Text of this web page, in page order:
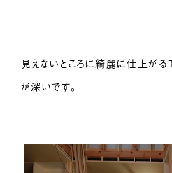
見えないところに綺麗に仕上がる
が深いです。